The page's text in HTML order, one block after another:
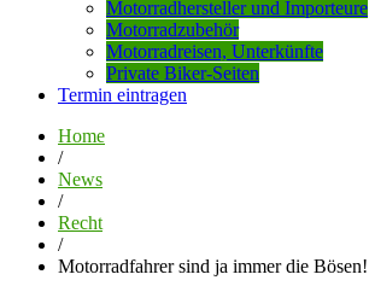
Motorradhersteller und Importeure
Motorradzubehör
Motorradreisen, Unterkünfte
Private Biker-Seiten
Termin eintragen
Home
/
News
/
Recht
/
Motorradfahrer sind ja immer die Bösen!